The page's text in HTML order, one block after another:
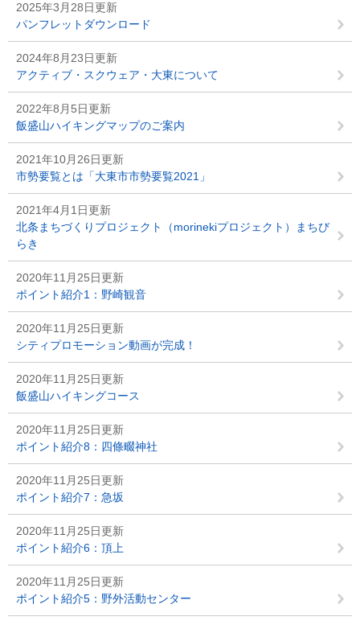
2025年3月28日更新
パンフレットダウンロード
2024年8月23日更新
アクティブ・スクウェア・大東について
2022年8月5日更新
飯盛山ハイキングマップのご案内
2021年10月26日更新
市勢要覧とは「大東市市勢要覧2021」
2021年4月1日更新
北条まちづくりプロジェクト（morinekiプロジェクト）まちび
らき
2020年11月25日更新
ポイント紹介1：野崎観音
2020年11月25日更新
シティプロモーション動画が完成！
2020年11月25日更新
飯盛山ハイキングコース
2020年11月25日更新
ポイント紹介8：四條畷神社
2020年11月25日更新
ポイント紹介7：急坂
2020年11月25日更新
ポイント紹介6：頂上
2020年11月25日更新
ポイント紹介5：野外活動センター